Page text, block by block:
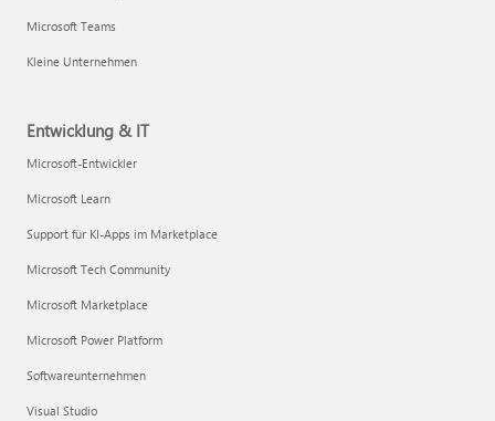
Microsoft Teams
Kleine Unternehmen
Entwicklung & IT
Microsoft-Entwickler
Microsoft Learn
Support für KI-Apps im Marketplace
Microsoft Tech Community
Microsoft Marketplace
Microsoft Power Platform
Softwareunternehmen
Visual Studio